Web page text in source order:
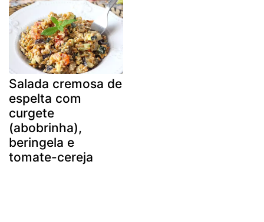
Salada cremosa de
espelta com
curgete
(abobrinha),
beringela e
tomate-cereja